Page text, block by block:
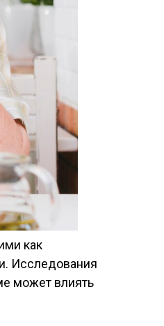
как
Исследования
может влиять